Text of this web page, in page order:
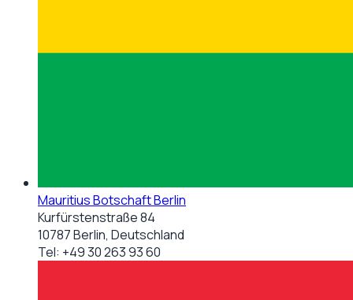
Mauritius Botschaft Berlin
Kurfürstenstraße 84
10787 Berlin, Deutschland
Tel: +49 30 263 93 60